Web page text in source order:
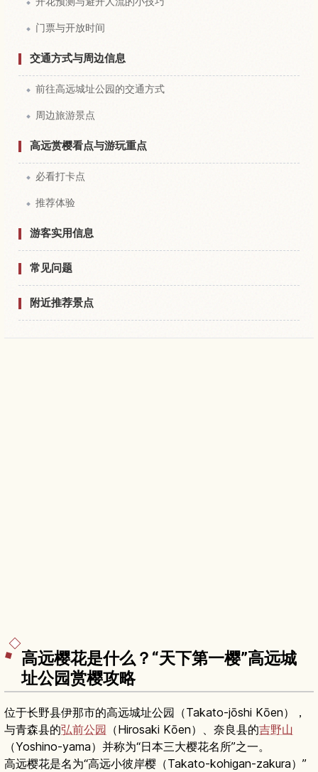
门票与开放时间
交通方式与周边信息
前往高远城址公园的交通方式
周边旅游景点
高远赏樱看点与游玩重点
必看打卡点
推荐体验
游客实用信息
常见问题
附近推荐景点
高远樱花是什么？“天下第一樱”高远城
址公园赏樱攻略
位于长野县伊那市的高远城址公园（Takato-jōshi Kōen），
与青森县的弘前公园 （Hirosaki Kōen）、奈良县的吉野山
（Yoshino-yama）并称为“日本三大樱花名所”之一。
高远樱花是名为“高远小彼岸樱（Takato-kohigan-zakura）”